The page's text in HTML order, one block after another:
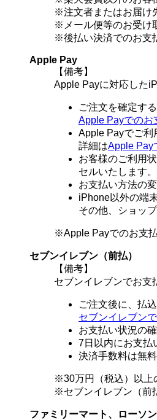
※注文者またはお届け
※メール便等のお受け
※後払い決済でのお支
Apple Pay
【備考】
Apple Payに対応した
ご注文を確定す
Apple Payでのお
Apple Payでご利
詳細はApple Pay
お客様のご利用
セルいたします。
お支払い方法の
iPhone以外の端
その他、ショッ
※Apple Payでのお支
セブンイレブン（前払）
【備考】
セブンイレブンでお支
ご注文後に、払
セブンイレブン
お支払い状況の
7日以内にお支払
決済手数料は無料
※30万円（税込）以上
※セブンイレブン（前
ファミリーマート、ローソン